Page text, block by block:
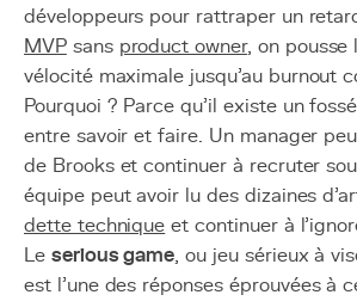
développeurs pour rattraper un
MVPsans product owner, on pousse
vélocité maximale jusqu'au burnout
Pourquoi ? Parce qu'il existe un
entre savoir et faire. Un manager
de Brooks et continuer à recruter
équipe peut avoir lu des dizaines
dette technique et continuer à
Le serious game, ou jeu sérieux à
est l'une des réponses éprouvées à